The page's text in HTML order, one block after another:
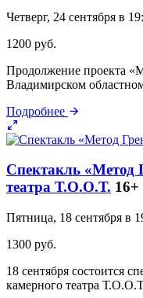
Четверг, 24 сентября в
1200 руб.
Продолжение проекта
Владимирском
Подробнее
Спектакль «Метод
театра Т.О.О.Т. 16+
Пятница, 18 сентября в
1300 руб.
18 сентября состоится
камерного театра